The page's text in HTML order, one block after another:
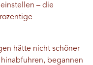
– die
hätte nicht schöner
begannen